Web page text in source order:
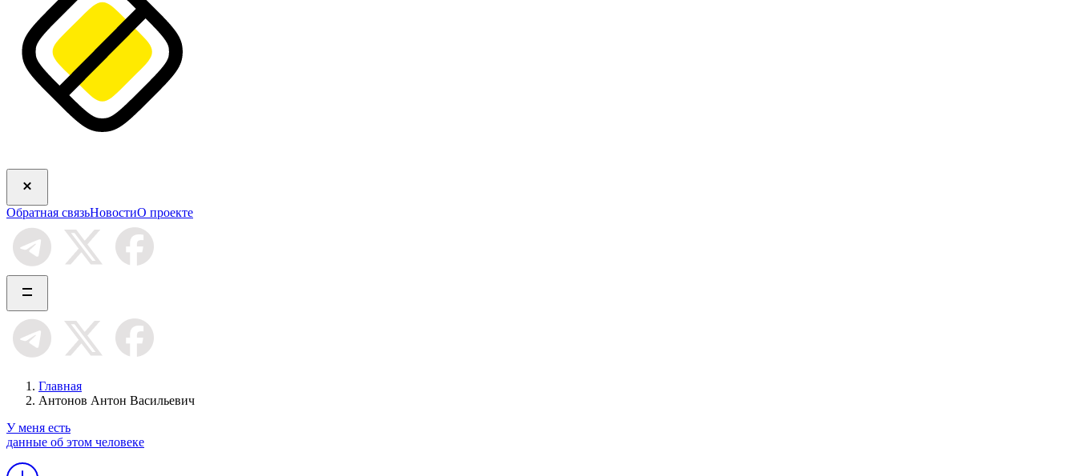
Обратная связьНовостиО проекте
Главная
Антонов Антон Васильевич
У меня есть
данные об этом человеке